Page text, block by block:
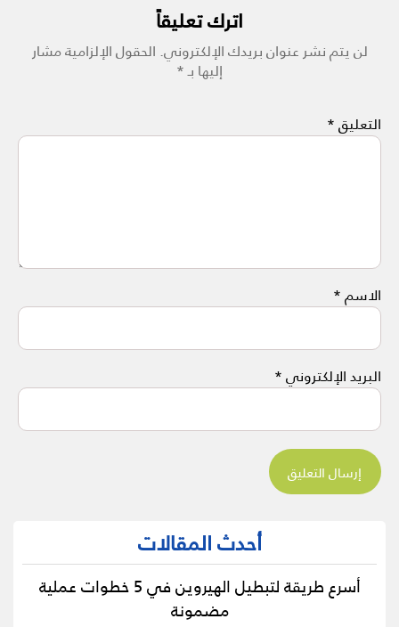
اترك تعليقاً
لن يتم نشر عنوان بريدك الإلكتروني.الحقول الإلزامية مشار
إليها بـ*
التعليق*
الاسم*
البريد الإلكتروني*
أحدث المقالات
أسرع طريقة لتبطيل الهيروين في 5 خطوات عملية
مضمونة